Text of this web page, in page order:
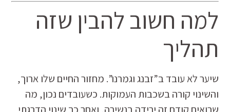
למה חשוב להבין שזה
תהליך
שיער לא עובד ב”זבנג וגמרנו”. מחזור החיים שלו ארוך,
והשינוי קורה בשכבות העמוקות. כשעובדים נכון, מה